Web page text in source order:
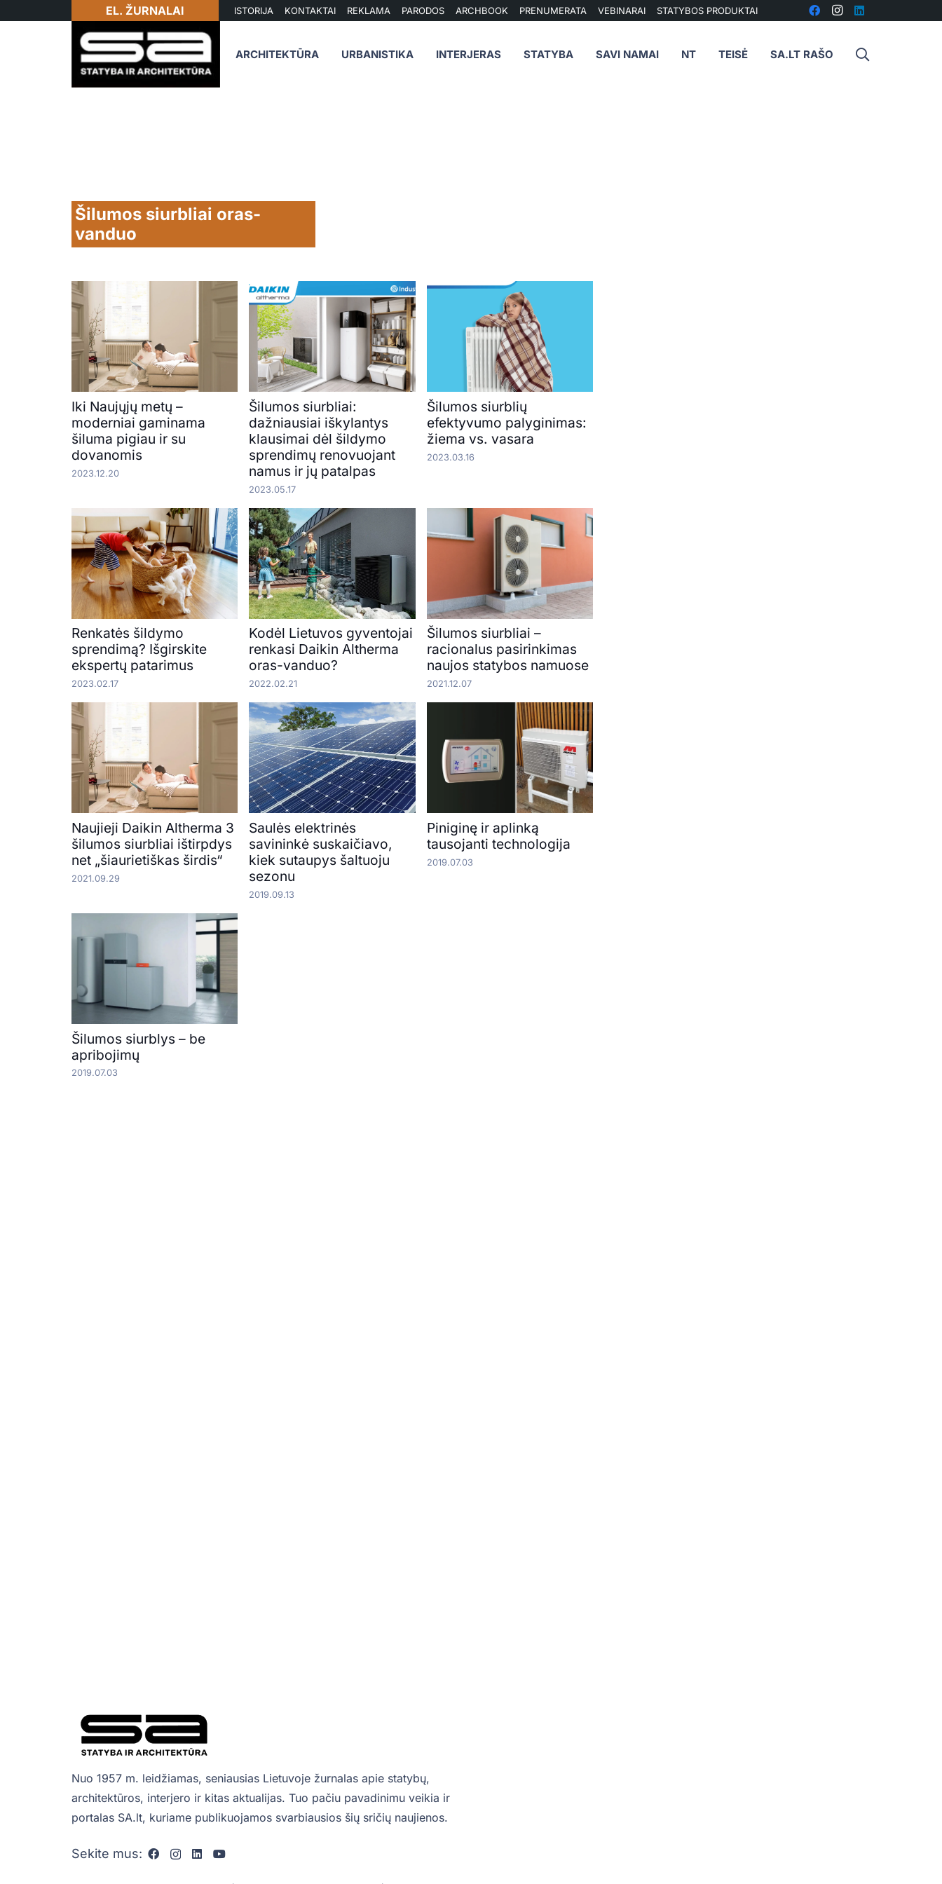
EL. ŽURNALAI ISTORIJA KONTAKTAI REKLAMA PARODOS ARCHBOOK PRENUMERATA VEBINARAI STATYBOS PRODUKTAI
ARCHITEKTŪRA URBANISTIKA INTERJERAS STATYBA SAVI NAMAI NT TEISĖ SA.LT RAŠO
Šilumos siurbliai oras-
vanduo
Iki Naujųjų metų –
moderniai gaminama
šiluma pigiau ir su
dovanomis
2023.12.20
Šilumos siurbliai:
dažniausiai iškylantys
klausimai dėl šildymo
sprendimų renovuojant
namus ir jų patalpas
2023.05.17
Šilumos siurblių
efektyvumo palyginimas:
žiema vs. vasara
2023.03.16
Renkatės šildymo
sprendimą? Išgirskite
ekspertų patarimus
2023.02.17
Kodėl Lietuvos gyventojai
renkasi Daikin Altherma
oras-vanduo?
2022.02.21
Šilumos siurbliai –
racionalus pasirinkimas
naujos statybos namuose
2021.12.07
Naujieji Daikin Altherma 3
šilumos siurbliai ištirpdys
net „šiaurietiškas širdis“
2021.09.29
Saulės elektrinės
savininkė suskaičiavo,
kiek sutaupys šaltuoju
sezonu
2019.09.13
Piniginę ir aplinką
tausojanti technologija
2019.07.03
Šilumos siurblys – be
apribojimų
2019.07.03
Nuo 1957 m. leidžiamas, seniausias Lietuvoje žurnalas apie statybų,
architektūros, interjero ir kitas aktualijas. Tuo pačiu pavadinimu veikia ir
portalas SA.lt, kuriame publikuojamos svarbiausios šių sričių naujienos.
Sekite mus: